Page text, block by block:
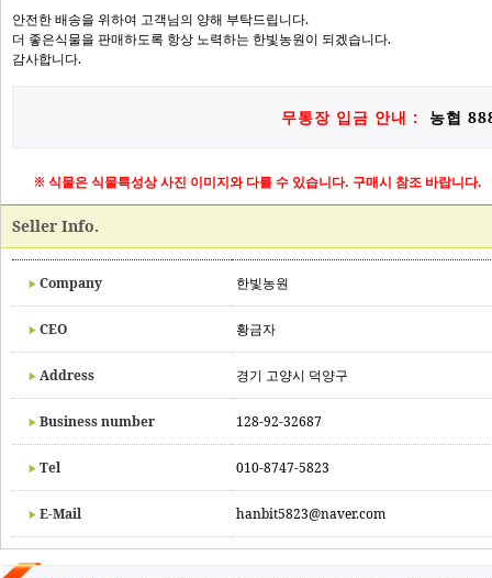
안전한 배송을 위하여 고객님의 양해 부탁드립니다.
더 좋은식물을 판매하도록 항상 노력하는 한빛농원이 되겠습니다.
감사합니다.
무통장 입금 안내 : 농협
※ 식물은 식물특성상 사진 이미지와 다를 수 있습니다. 구매시 참조 바랍니다.
Seller Info.
Company 한빛농원
CEO 황금자
Address 경기 고양시 덕양구
Business number 128-92-32687
Tel 010-8747-5823
E-Mail hanbit5823@naver.com